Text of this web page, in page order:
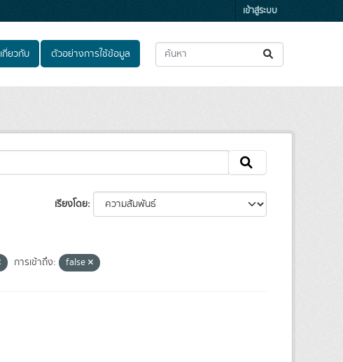
เข้าสู่ระบบ
เกี่ยวกับ ตัวอย่างการใช้ข้อมูล
เรียงโดย
การเข้าถึง: false